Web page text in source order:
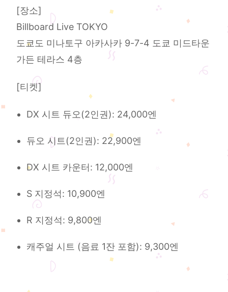
[장소]
Billboard Live TOKYO
도쿄도 미나토구 아카사카 9-7-4 도쿄 미드타운
가든 테라스 4층
[티켓]
DX 시트 듀오(2인권): 24,000엔
듀오 시트(2인권): 22,900엔
DX 시트 카운터: 12,000엔
S 지정석: 10,900엔
R 지정석: 9,800엔
캐주얼 시트 (음료 1잔 포함): 9,300엔